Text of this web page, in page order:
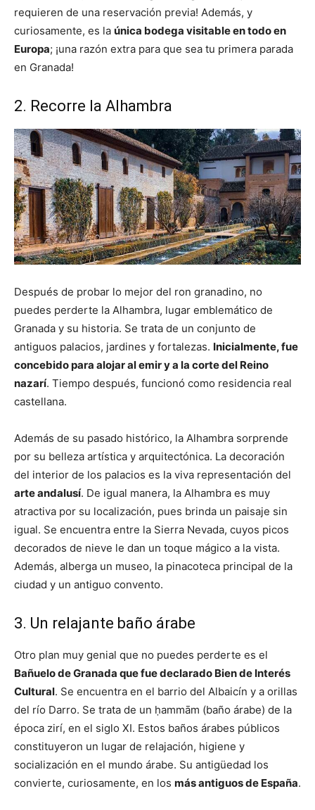
requieren de una reservación previa! Además, y
curiosamente, es la única bodega visitable en todo en
Europa; ¡una razón extra para que sea tu primera parada
en Granada!
2. Recorre la Alhambra
Después de probar lo mejor del ron granadino, no
puedes perderte la Alhambra, lugar emblemático de
Granada y su historia. Se trata de un conjunto de
antiguos palacios, jardines y fortalezas. Inicialmente, fue
concebido para alojar al emir y a la corte del Reino
nazarí. Tiempo después, funcionó como residencia real
castellana.
Además de su pasado histórico, la Alhambra sorprende
por su belleza artística y arquitectónica. La decoración
del interior de los palacios es la viva representación del
arte andalusí. De igual manera, la Alhambra es muy
atractiva por su localización, pues brinda un paisaje sin
igual. Se encuentra entre la Sierra Nevada, cuyos picos
decorados de nieve le dan un toque mágico a la vista.
Además, alberga un museo, la pinacoteca principal de la
ciudad y un antiguo convento.
3. Un relajante baño árabe
Otro plan muy genial que no puedes perderte es el
Bañuelo de Granada que fue declarado Bien de Interés
Cultural. Se encuentra en el barrio del Albaicín y a orillas
del río Darro. Se trata de un ḥammām (baño árabe) de la
época zirí, en el siglo XI. Estos baños árabes públicos
constituyeron un lugar de relajación, higiene y
socialización en el mundo árabe. Su antigüedad los
convierte, curiosamente, en los más antiguos de España.